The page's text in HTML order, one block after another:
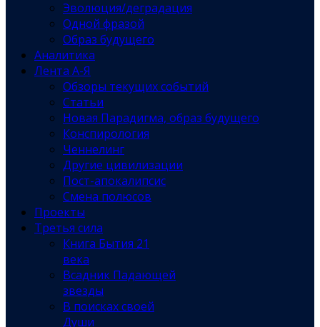
Эволюция/деградация
Одной фразой
Образ будущего
Аналитика
Лента А-Я
Обзоры текущих событий
Статьи
Новая Парадигма, образ будущего
Конспирология
Ченнелинг
Другие цивилизации
Пост-апокалипсис
Смена полюсов
Проекты
Третья сила
Книга Бытия 21
века
Всадник Падающей
звезды
В поисках своей
Души